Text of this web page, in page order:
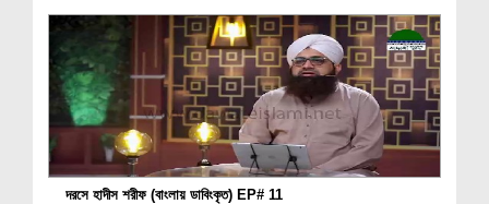
দরসে হাদীস শরীফ (বাংলায় ডাবিংকৃত) EP# 11